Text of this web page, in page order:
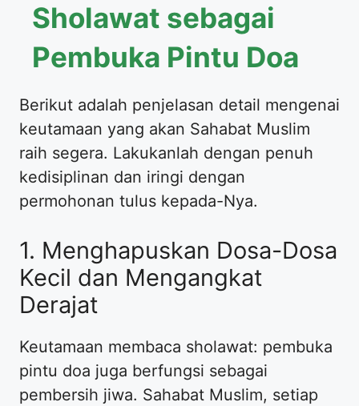
Sholawat sebagai
Pembuka Pintu Doa
Berikut adalah penjelasan detail mengenai
keutamaan yang akan Sahabat Muslim
raih segera. Lakukanlah dengan penuh
kedisiplinan dan iringi dengan
permohonan tulus kepada-Nya.
1. Menghapuskan Dosa-Dosa
Kecil dan Mengangkat
Derajat
Keutamaan membaca sholawat: pembuka
pintu doa juga berfungsi sebagai
pembersih jiwa. Sahabat Muslim, setiap